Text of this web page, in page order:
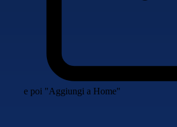
e poi "Aggiungi a Home"